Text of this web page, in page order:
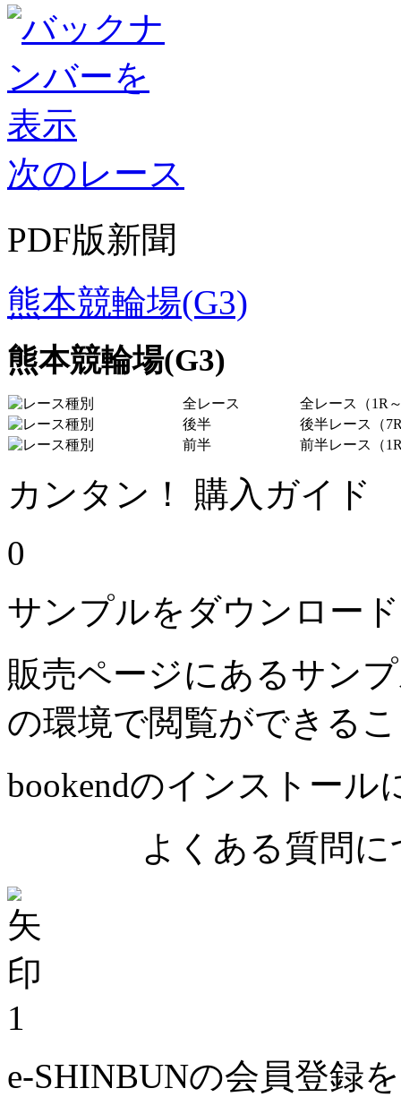
次のレース
PDF版新聞
熊本競輪場(G3)
熊本競輪場(G3)
全レース
全レース（1R
後半
後半レース（
前半
前半レース（
カンタン！ 購入ガイド
0
サンプルをダウンロー
販売ページにあるサン
の環境で閲覧ができる
bookendのインストール
よくある質問に
1
e-SHINBUNの会員登録